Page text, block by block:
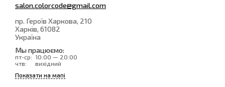
salon.colorcode@gmail.com
пр. Героїв Харкова, 210
Харків, 61082
Україна
Мы працюємо:
пт-ср: 10:00 — 20:00
чтв:
вихідний
Показати на мапі